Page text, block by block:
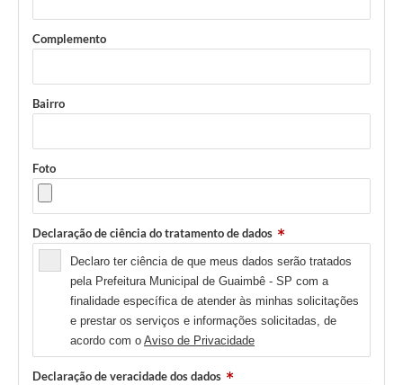
Complemento
Bairro
Foto
Declaração de ciência do tratamento de dados
Declaro ter ciência de que meus dados serão tratados
pela Prefeitura Municipal de Guaimbê - SP com a
finalidade específica de atender às minhas solicitações
e prestar os serviços e informações solicitadas, de
acordo com o Aviso de Privacidade
Declaração de veracidade dos dados